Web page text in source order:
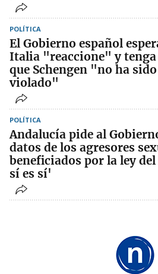
POLÍTICA
El Gobierno español
Italia "reaccione" y tenga
que Schengen "no ha sido
violado"
POLÍTICA
Andalucía pide al
datos de los agresores
beneficiados por la ley
sí es sí'